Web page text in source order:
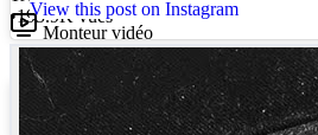
•195.9K vues
Monteur vidéo Directeur créatif
View this post on Instagram
View this post on Instagram
Monteur vidéo